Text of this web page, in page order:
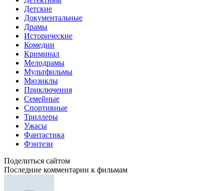
Детские
Документальные
Драмы
Исторические
Комедии
Криминал
Мелодрамы
Мультфильмы
Мюзиклы
Приключения
Семейные
Спортивные
Триллеры
Ужасы
Фантастика
Фэнтези
Поделиться сайтом
Последние комментарии к фильмам